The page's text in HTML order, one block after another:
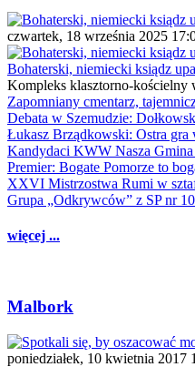
czwartek, 18 września 2025
Bohaterski, niemiecki ksiądz
Kompleks klasztorno-kościelny
Zapomniany cmentarz,
Debata w Szemudzie:
Łukasz Brządkowski: Ostra gra
Kandydaci KWW Nasza
Premier: Bogate Pomorze to
XXVI Mistrzostwa Rumi w
Grupa „Odkrywców” z SP nr
więcej ...
Malbork
poniedziałek, 10 kwietnia 2017